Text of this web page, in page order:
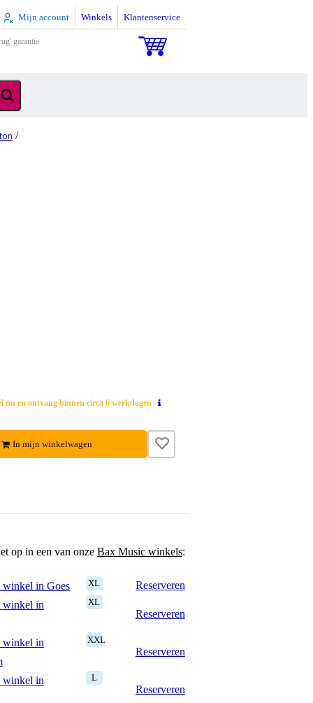
Mijn account Winkels Klantenservice
garantie
/
nu en ontvang binnen circa 6 werkdagen
In mijn winkelwagen
op in een van onze Bax Music winkels:
in Goes XL
Reserveren
winkel in
XL
Reserveren
winkel in
XXL
Reserveren
winkel in
L
Reserveren